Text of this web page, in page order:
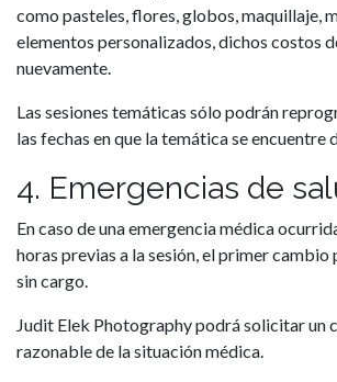
como pasteles, flores, globos, maquillaje,
elementos personalizados, dichos costos
nuevamente.
Las sesiones temáticas sólo podrán
las fechas en que la temática se encuentre
4. Emergencias de
En caso de una emergencia médica
horas previas a la sesión, el primer
sin cargo.
Judit Elek Photography podrá solicitar un
razonable de la situación médica.